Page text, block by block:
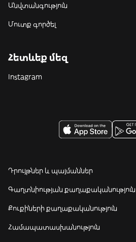
Անվտանգություն
Մուտք գործել
Հետևեք մեզ
Instagram
Դրույթներ և պայմաններ
Գաղտնիության քաղաքականություն
Քուքիների քաղաքականություն
Համապատասխանություն